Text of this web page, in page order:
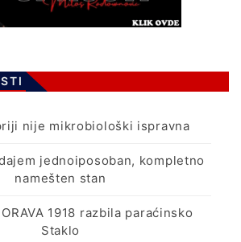
nije mikrobiološki ispravna
jednoiposoban, kompletno
namešten stan
1918 razbila paraćinsko
Staklo